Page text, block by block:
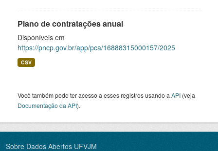
Plano de contratações anual
Disponíveis em
https://pncp.gov.br/app/pca/16888315000157/2025
CSV
Você também pode ter acesso a esses registros usando a API (veja
Documentação da API).
Sobre Dados Abertos UFVJM